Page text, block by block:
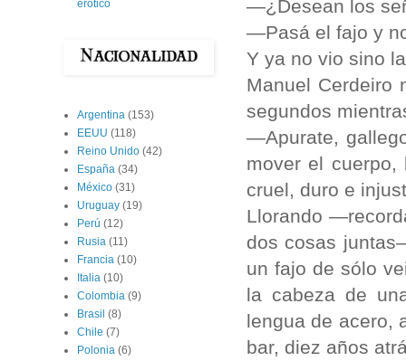
—¿Desean los
—Pasá el fajo y
Y ya no vio sino
Manuel Cerdeiro
segundos
—Apurate,
mover el
cruel, duro e
Llorando
dos cosas
un fajo de sólo
la cabeza de
lengua de acero,
bar, diez años
erótico
Argentina (153)
EEUU (118)
Reino Unido (42)
España (34)
México (31)
Uruguay (19)
Perú (12)
Rusia (11)
Francia (10)
Italia (10)
Colombia (9)
Brasil (8)
Chile (7)
Polonia (6)